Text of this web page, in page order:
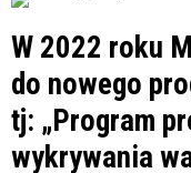
W 2022 roku
do nowego
tj: „Program
wykrywania